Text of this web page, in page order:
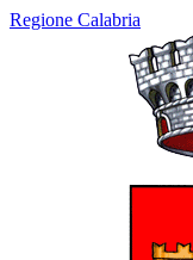
Regione Calabria